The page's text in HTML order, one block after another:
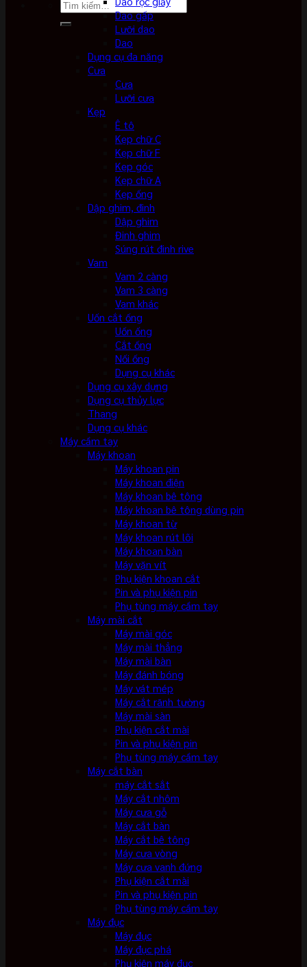
Tìm
Dao gấp
Lưỡi dao
Dao
Dụng cụ đa năng
Cưa
Cưa
Lưỡi cưa
Kẹp
Ê tô
Kẹp chữ C
Kẹp chữ F
Kẹp góc
Kẹp chữ A
Kẹp ống
Dập ghim, đinh
Dập ghim
Đinh ghim
Súng rút đinh rive
Vam
Vam 2 càng
Vam 3 càng
Vam khác
Uốn cắt ống
Uốn ống
Cắt ống
Nối ống
Dụng cụ khác
Dụng cụ xây dựng
Dụng cụ thủy lực
Thang
Dụng cụ khác
Máy cầm tay
Máy khoan
Máy khoan pin
Máy khoan điện
Máy khoan bê tông
Máy khoan bê tông dùng pin
Máy khoan từ
Máy khoan rút lõi
Máy khoan bàn
Máy vặn vít
Phụ kiện khoan cắt
Pin và phụ kiện pin
Phụ tùng máy cầm tay
Máy mài cắt
Máy mài góc
Máy mài thẳng
Máy mài bàn
Máy đánh bóng
Máy vát mép
Máy cắt rãnh tường
Máy mài sàn
Phụ kiện cắt mài
Pin và phụ kiện pin
Phụ tùng máy cầm tay
Máy cắt bàn
máy cắt sắt
Máy cắt nhôm
Máy cưa gỗ
Máy cắt bàn
Máy cắt bê tông
Máy cưa vòng
Máy cưa vanh đứng
Phụ kiện cắt mài
Pin và phụ kiện pin
Phụ tùng máy cầm tay
Máy đục
Máy đục
Máy đục phá
Phụ kiện máy đục